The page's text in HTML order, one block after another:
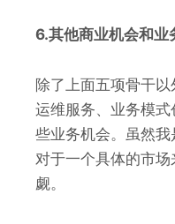
6.其他商业机会和业
除了上面五项骨干
运维服务、业务模
些业务机会。虽然
对于一个具体的市
觑。